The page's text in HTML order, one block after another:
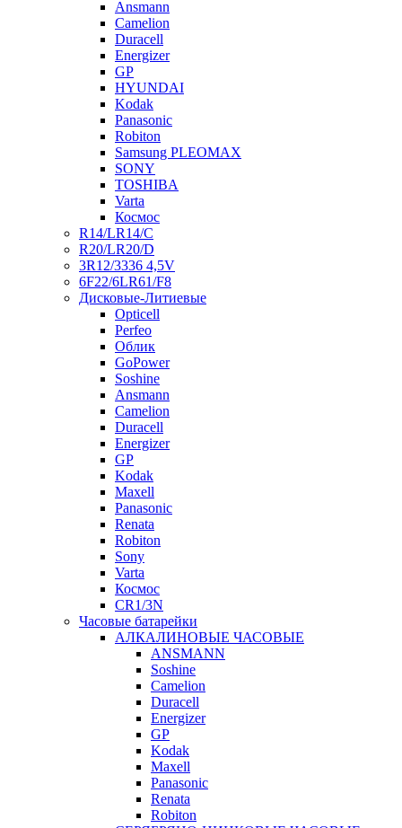
Ansmann
Camelion
Duracell
Energizer
GP
HYUNDAI
Kodak
Panasonic
Robiton
Samsung PLEOMAX
SONY
TOSHIBA
Varta
Космос
R14/LR14/C
R20/LR20/D
3R12/3336 4,5V
6F22/6LR61/F8
Дисковые-Литиевые
Opticell
Perfeo
Облик
GoPower
Soshine
Ansmann
Camelion
Duracell
Energizer
GP
Kodak
Maxell
Panasonic
Renata
Robiton
Sony
Varta
Космос
CR1/3N
Часовые батарейки
АЛКАЛИНОВЫЕ ЧАСОВЫЕ
ANSMANN
Soshine
Camelion
Duracell
Energizer
GP
Kodak
Maxell
Panasonic
Renata
Robiton